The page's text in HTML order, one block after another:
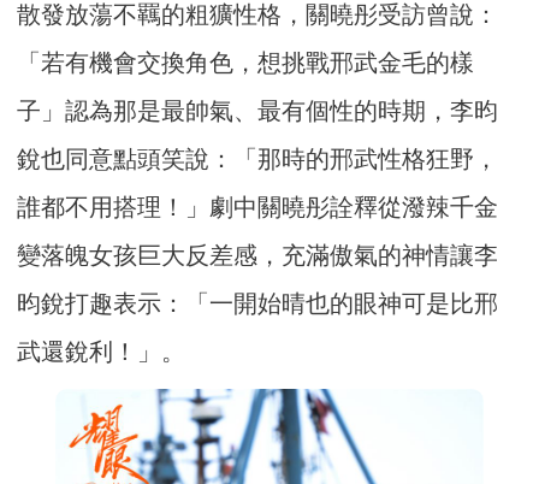
散發放蕩不羈的粗獷性格，關曉彤受訪曾說：
「若有機會交換角色，想挑戰邢武金毛的樣
子」認為那是最帥氣、最有個性的時期，李昀
銳也同意點頭笑說：「那時的邢武性格狂野，
誰都不用搭理！」劇中關曉彤詮釋從潑辣千金
變落魄女孩巨大反差感，充滿傲氣的神情讓李
昀銳打趣表示：「一開始晴也的眼神可是比邢
武還銳利！」。